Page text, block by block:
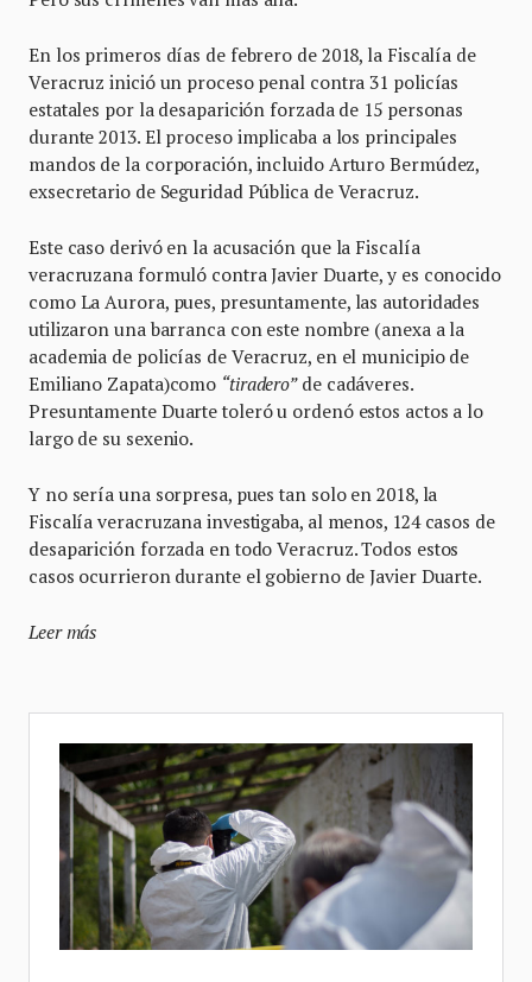
En los primeros días de febrero de 2018, la Fiscalía de
Veracruz inició un proceso penal contra 31 policías
estatales por la desaparición forzada de 15 personas
durante 2013. El proceso implicaba a los principales
mandos de la corporación, incluido Arturo Bermúdez,
exsecretario de Seguridad Pública de Veracruz.
Este caso derivó en la acusación que la Fiscalía
veracruzana formuló contra Javier Duarte, y es conocido
como La Aurora, pues, presuntamente, las autoridades
utilizaron una barranca con este nombre (anexa a la
academia de policías de Veracruz, en el municipio de
Emiliano Zapata)como “tiradero”de cadáveres.
Presuntamente Duarte toleró u ordenó estos actos a lo
largo de su sexenio.
Y no sería una sorpresa, pues tan solo en 2018, la
Fiscalía veracruzana investigaba, al menos, 124 casos de
desaparición forzada en todo Veracruz. Todos estos
casos ocurrieron durante el gobierno de Javier Duarte.
Leer más